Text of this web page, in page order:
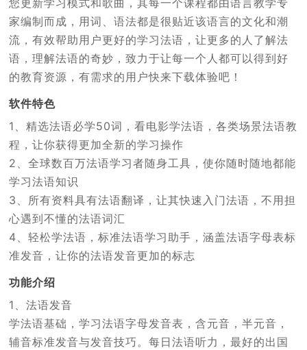
您更新学习模式和歌曲，其每一个课程都由语言教学专
家编制而成，用词、语法都是很贴近该语言的文化和潮
流，有效帮助用户更好的学习法语，让更多的人了解法
语，理解法语的奇妙，致力于让每一个人都可以得到好
的教育资源，有需求的用户快来下载体验吧！
软件特色
1、精选法语必学50词，看电影学法语，各类场景法语教
程，让你获得更加全新的学习操作
2、全球数百万法语学习者随身工具，使你随时随地都能
学习法语知识
3、所有资料具有法语翻译，让其快速入门法语，不用担
心遇到不懂的法语词汇
4、轻松学法语，标准法语学习助手，涵盖法语字母表标
准发音，让你的法语发音更加的标志
功能介绍
1、法语发音
学法语基础，学习法语字母发音表，含元音，半元音，
辅音标准发音与发音技巧。每日法语听力，最好的出国